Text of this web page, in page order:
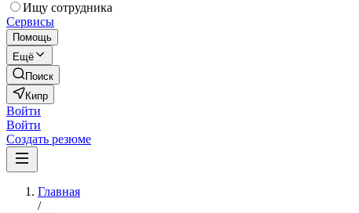
Ищу сотрудника
Сервисы
Помощь
Ещё
Поиск
Кипр
Войти
Войти
Создать резюме
Главная
/